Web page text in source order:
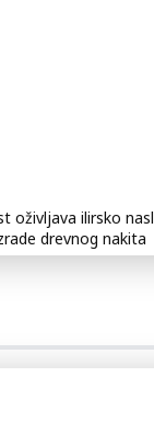
oživljava ilirsko
drevnog nakita